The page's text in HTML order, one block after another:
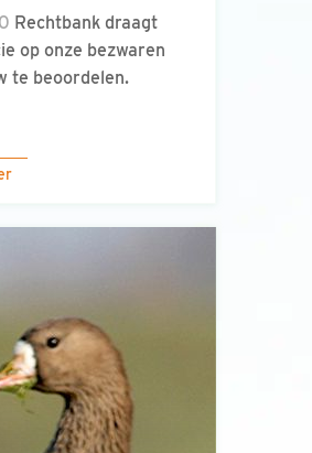
Rechtbank draagt
op onze bezwaren
te beoordelen.